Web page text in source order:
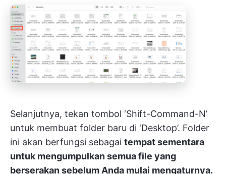
Selanjutnya, tekan tombol ‘Shift-Command-N’
untuk membuat folder baru di ‘Desktop’. Folder
ini akan berfungsi sebagai tempat sementara
untuk mengumpulkan semua file yang
berserakan sebelum Anda mulai mengaturnya.